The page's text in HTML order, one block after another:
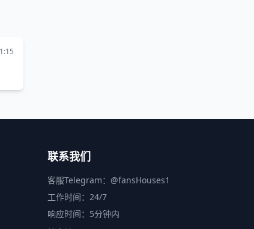
联系我们
客服Telegram： @fansHouses1
工作时间：24/7
响应时间：5分钟内